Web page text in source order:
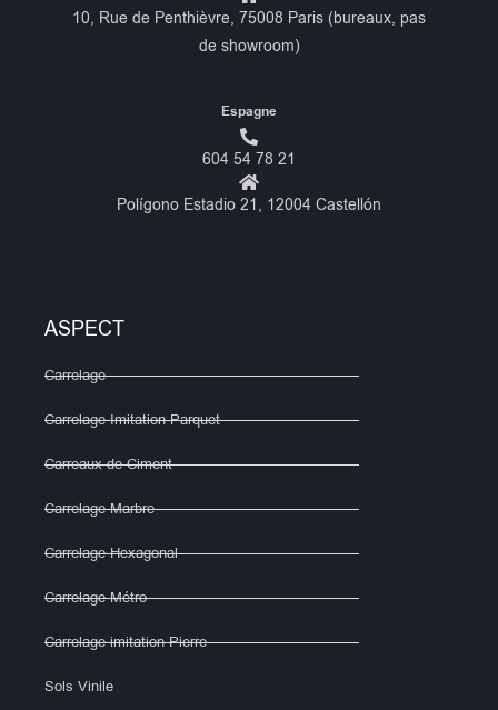
10, Rue de Penthièvre, 75008 Paris (bureaux, pas
de showroom)
Espagne
604 54 78 21
Polígono Estadio 21, 12004 Castellón
ASPECT
Carrelage
Carrelage Imitation Parquet
Carreaux de Ciment
Carrelage Marbre
Carrelage Hexagonal
Carrelage Métro
Carrelage imitation Pierre
Sols Vinile